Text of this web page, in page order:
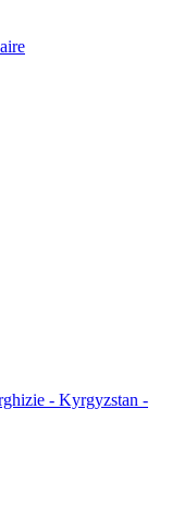
- Kyrgyzstan -